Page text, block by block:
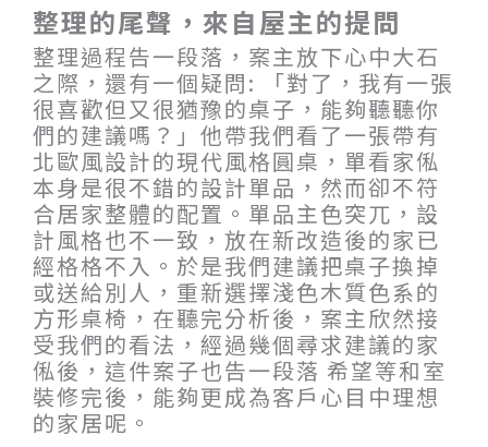
整理的尾聲，來自屋主的提問
整理過程告一段落，案主放下心中大石
之際，還有一個疑問: 「對了，我有一張
很喜歡但又很猶豫的桌子，能夠聽聽你
們的建議嗎？」他帶我們看了一張帶有
北歐風設計的現代風格圓桌，單看家俬
本身是很不錯的設計單品，然而卻不符
合居家整體的配置。單品主色突兀，設
計風格也不一致，放在新改造後的家已
經格格不入。於是我們建議把桌子換掉
或送給別人，重新選擇淺色木質色系的
方形桌椅，在聽完分析後，案主欣然接
受我們的看法，經過幾個尋求建議的家
俬後，這件案子也告一段落 希望等和室
裝修完後，能夠更成為客戶心目中理想
的家居呢。